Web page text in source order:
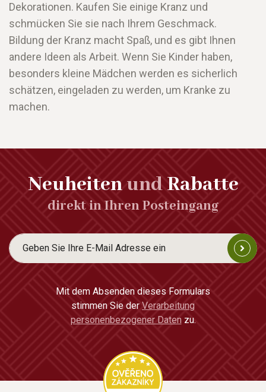
Dekorationen. Kaufen Sie einige Kranz und
schmücken Sie sie nach Ihrem Geschmack.
Bildung der Kranz macht Spaß, und es gibt Ihnen
andere Ideen als Arbeit. Wenn Sie Kinder haben,
besonders kleine Mädchen werden es sicherlich
schätzen, eingeladen zu werden, um Kranke zu
machen.
NeuheitenundRabatte
direkt in Ihren Posteingang
Mit dem Absenden dieses Formulars
stimmen Sie der Verarbeitung
personenbezogener Daten zu.